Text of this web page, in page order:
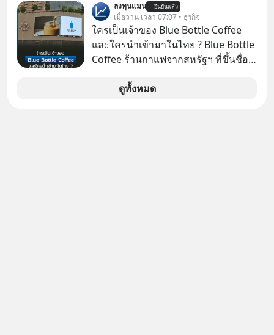
ตั้งกำแพงใส่และมองว่าเราเห็นแก่ตัวทั้ง
ที่เราเองก็ไม่เคยปฏิเสธใครอย่างนี้มา
ก่อน แต่พอตั้งใจจะ ‘สร้างขอบเขต’ เพื่อ
ตัวเองดูสักครั้ง กลับทำให้เกิดรอยร้าว
การแอปเท๋ Dinner Talk ในวันนี้โฮสต์
ทั้ง 2 ท่าน แทป-รวิศ หาญอุตสาหะ และ
ลงทุนแมน ยืนยันแล้ว
เมื่อวาน เวลา 07:07 • ธุรกิจ
ใครเป็นเจ้าของ Blue Bottle Coffee
และใครนำเข้ามาในไทย ? Blue Bottle
Coffee ร้านกาแฟจากสหรัฐฯ ที่ขึ้นชื่อ
แรกในประเทศไทย ที่ Central Park
ดูทั้งหมด